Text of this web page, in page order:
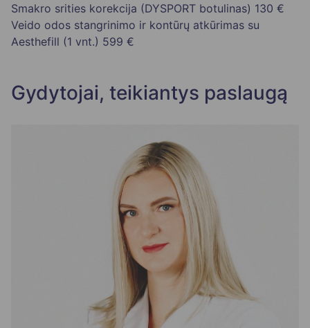
Smakro srities korekcija (DYSPORT botulinas) 130 €
Veido odos stangrinimo ir kontūrų atkūrimas su
Aesthefill (1 vnt.) 599 €
Gydytojai, teikiantys paslaugą